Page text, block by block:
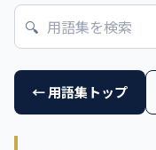
🔍
← 用語集トップ